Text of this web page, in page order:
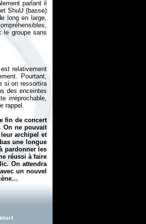
parlant il
ShuU (basse)
long en large,
le groupe sans
relativement
Pourtant,
si on ressortira
des enceintes
irréprochable,
rappel.
fin de concert
On ne pouvait
archipel et
une longue
pardonner les
réussi à faire
On attendra
un nouvel